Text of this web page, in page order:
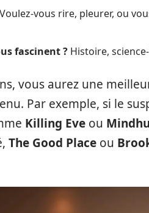
Voulez-vous rire, pleurer, ou
fascinent ? Histoire,
vous aurez une
Par exemple, si le
Killing Eve ou
The Good Place ou